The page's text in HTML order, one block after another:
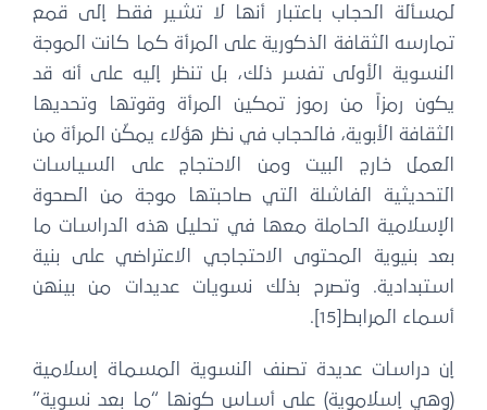
لمسألة الحجاب باعتبار أنها لا تشير فقط إلى قمع
تمارسه الثقافة الذكورية على المرأة كما كانت الموجة
النسوية الأولى تفسر ذلك، بل تنظر إليه على أنه قد
يكون رمزاً من رموز تمكين المرأة وقوتها وتحديها
الثقافة الأبوية، فالحجاب في نظر هؤلاء يمكّن المرأة من
العمل خارج البيت ومن الاحتجاج على السياسات
التحديثية الفاشلة التي صاحبتها موجة من الصحوة
الإسلامية الحاملة معها في تحليل هذه الدراسات ما
بعد بنيوية المحتوى الاحتجاجي الاعتراضي على بنية
استبدادية. وتصرح بذلك نسويات عديدات من بينهن
أسماء المرابط[15].
إن دراسات عديدة تصنف النسوية المسماة إسلامية
(وهي إسلاموية) على أساس كونها “ما بعد نسوية”